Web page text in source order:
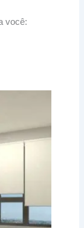
você: